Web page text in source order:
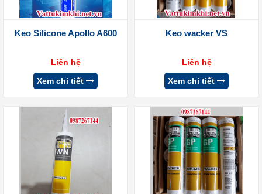
Keo Silicone Apollo A600
Liên hệ
Xem chi tiết
Keo wacker VS
Liên hệ
Xem chi tiết